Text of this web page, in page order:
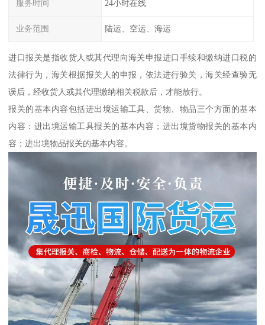
服务时间 24小时在线
业务范围 陆运、空运、海运
进口报关是指收货人或其代理向海关申报进口手续和缴纳进口税的
法律行为，海关根据报关人的申报，依法进行验关，海关经查验无
误后，经收货人或其代理缴纳相关税款后，才能放行。
报关的基本内容包括进出境运输工具、货物、物品三个方面的基本
内容：进出境运输工具报关的基本内容；进出境货物报关的基本内
容；进出境物品报关的基本内容。